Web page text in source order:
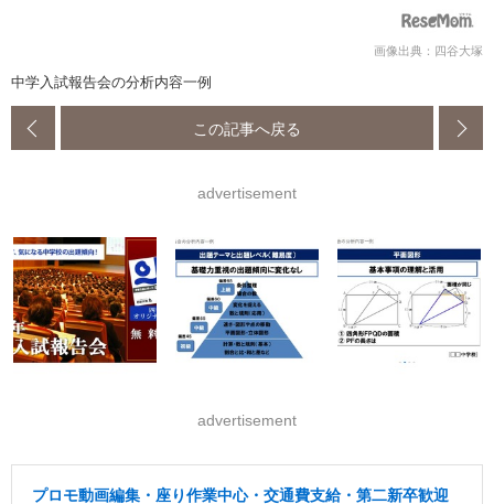
画像出典：四谷大塚
中学入試報告会の分析内容一例
この記事へ戻る
advertisement
advertisement
プロモ動画編集・座り作業中心・交通費支給・第二新卒歓迎